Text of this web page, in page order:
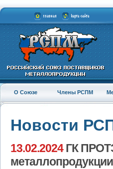
О Союзе Члены РСПМ
Новости
13.02.2024ГК